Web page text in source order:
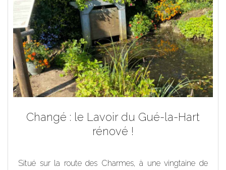
Changé : le Lavoir du Gué-la-Hart
rénové !
Situé sur la route des Charmes, à une vingtaine de